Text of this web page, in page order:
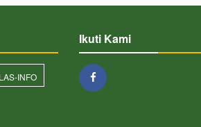
INFO
Ikuti Kami